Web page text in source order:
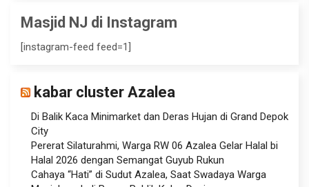
Masjid NJ di Instagram
[instagram-feed feed=1]
kabar cluster Azalea
Di Balik Kaca Minimarket dan Deras Hujan di Grand Depok
City
Pererat Silaturahmi, Warga RW 06 Azalea Gelar Halal bi
Halal 2026 dengan Semangat Guyub Rukun
Cahaya “Hati” di Sudut Azalea, Saat Swadaya Warga